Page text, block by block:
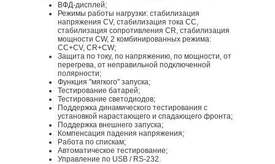
ВФД-дисплей;
Режимы работы нагрузки: стабилизация
напряжения CV, стабилизация тока CC,
стабилизация сопротивления CR, стабилизация
мощности CW, 2 комбинированных режима:
CC+CV, CR+CW;
Защита по току, по напряжению, по мощности, от
перегрева, от неправильной подключенной
полярности;
Функция "мягкого" запуска;
Тестирование батарей;
Тестирование светодиодов;
Поддержка динамического тестирования с
установкой нарастающего и спадающего фронта;
Поддержка внешнего запуска;
Компенсация падения напряжения;
Работа по спискам;
Автоматическое тестирование;
Управление по USB / RS-232.